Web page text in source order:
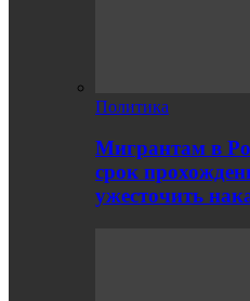
Политика
Мигрантам в
срок
ужесточить